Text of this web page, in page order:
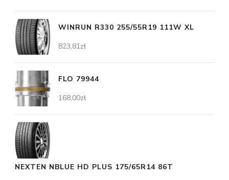
WINRUN R330 255/55R19 111W XL
823,81zł
FLO 79944
168,00zł
NEXTEN NBLUE HD PLUS 175/65R14 86T